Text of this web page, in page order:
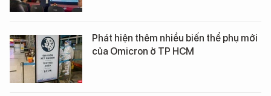
Phát hiện thêm nhiều biến thể phụ mới
của Omicron ở TP HCM